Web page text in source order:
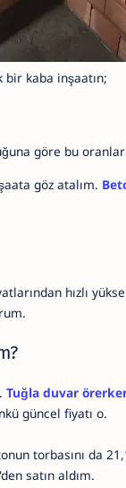
kaba inşaatın;
göre bu
göz atalım.
hızlı
Tuğla duvar
güncel fiyatı o.
torbasını da
satın aldım.